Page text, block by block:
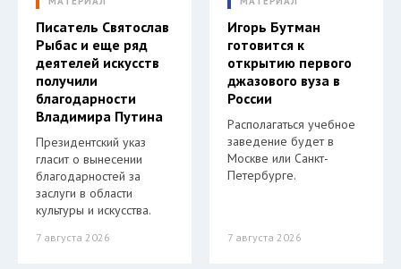
Писатель Святослав
Рыбас и еще ряд
деятелей искусств
получили
благодарности
Владимира Путина
Президентский указ
гласит о вынесении
благодарностей за
заслуги в области
культуры и искусства.
7 августа 2026
Игорь Бутман
готовится к
открытию первого
джазового вуза в
России
Располагаться учебное
заведение будет в
Москве или Санкт-
Петербурге.
7 августа 2026